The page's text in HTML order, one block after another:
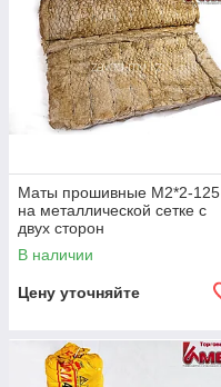
Маты прошивные М2*2-125
на металлической сетке с
двух сторон
В наличии
Цену уточняйте